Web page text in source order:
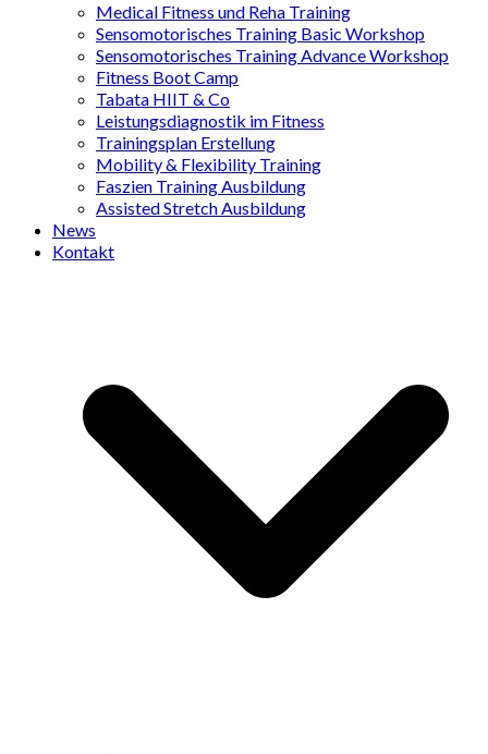
Medical Fitness und Reha Training
Sensomotorisches Training Basic Workshop
Sensomotorisches Training Advance Workshop
Fitness Boot Camp
Tabata HIIT & Co
Leistungsdiagnostik im Fitness
Trainingsplan Erstellung
Mobility & Flexibility Training
Faszien Training Ausbildung
Assisted Stretch Ausbildung
News
Kontakt